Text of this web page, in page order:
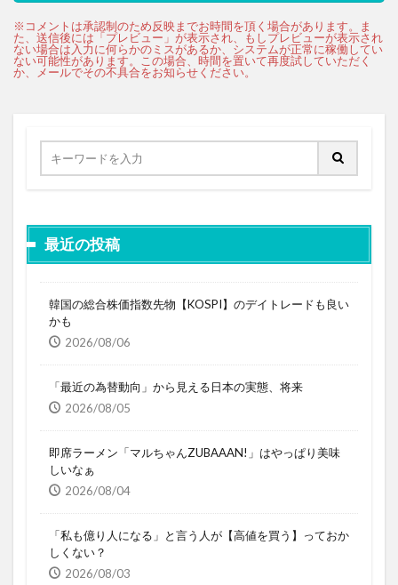
最近の投稿
韓国の総合株価指数先物【KOSPI】のデイトレードも良い
かも
2026/08/06
「最近の為替動向」から見える日本の実態、将来
2026/08/05
即席ラーメン「マルちゃんZUBAAAN!」はやっぱり美味
しいなぁ
2026/08/04
「私も億り人になる」と言う人が【高値を買う】っておか
しくない？
2026/08/03